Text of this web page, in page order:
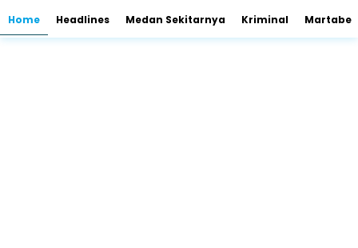
Home Headlines Medan Sekitarnya Kriminal Martabe